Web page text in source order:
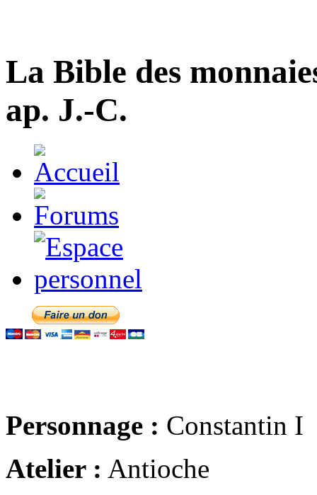
La Bible des
ap. J.-C.
Personnage : Constantin I
Atelier : Antioche